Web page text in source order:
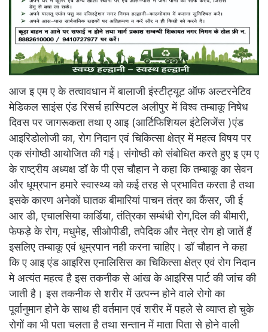
आज इ एम ए के तत्वावधान में बालाजी इंस्टीट्यूट ऑफ अल्टरनेटिव
मेडिकल साइंस एंड रिसर्च हास्पिटल अलीपुर में विश्व तम्बाकू निषेध
दिवस पर जागरूकता तथा ए आइ (आर्टिफिशियल इंटेलिजेंस )एंड
आइरिडोलोजी का, रोग निदान एवं चिकित्सा क्षेत्र में महत्व विषय पर
एक संगोष्ठी आयोजित की गई। संगोष्ठी को संबोधित करते हुए इ एम ए
के राष्ट्रीय अध्यक्ष डॉ के पी एस चौहान ने कहा कि तम्बाकू का सेवन
और धूम्रपान हमारे स्वास्थ्य को कई तरह से प्रभावित करता है तथा
इसके कारण अनेकों घातक बीमारियां पाचन तंत्र का कैंसर, जी ई
आर डी, एचालसिया कार्डिया, तंत्रिका सम्बंधी रोग,दिल की बीमारी,
फेफड़े के रोग, मधुमेह, सीओपीडी, तपेदिक और नेत्र रोग हो जातें हैं
इसलिए तम्बाकू एवं धूम्रपान नही करना चाहिए। डॉ चौहान ने कहा
कि ए आइ एंड आइरिस एनालिसिस का चिकित्सा क्षेत्र एवं रोग निदान
मे अत्यंत महत्व है इस तकनीक से आंख के आइरिस पार्ट की जांच की
जाती है। इस तकनीक से शरीर में उत्पन्न होने वाले रोगो का
पूर्वानुमान होने के साथ ही वर्तमान एवं शरीर में पहले से व्याप्त हो चुके
रोगों का भी पता चलता है तथा सन्तान में माता पिता से होने वाली